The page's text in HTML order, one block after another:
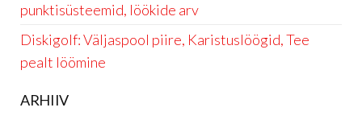
punktisüsteemid, löökide arv
Diskigolf: Väljaspool piire, Karistuslöögid, Tee
pealt löömine
ARHIIV